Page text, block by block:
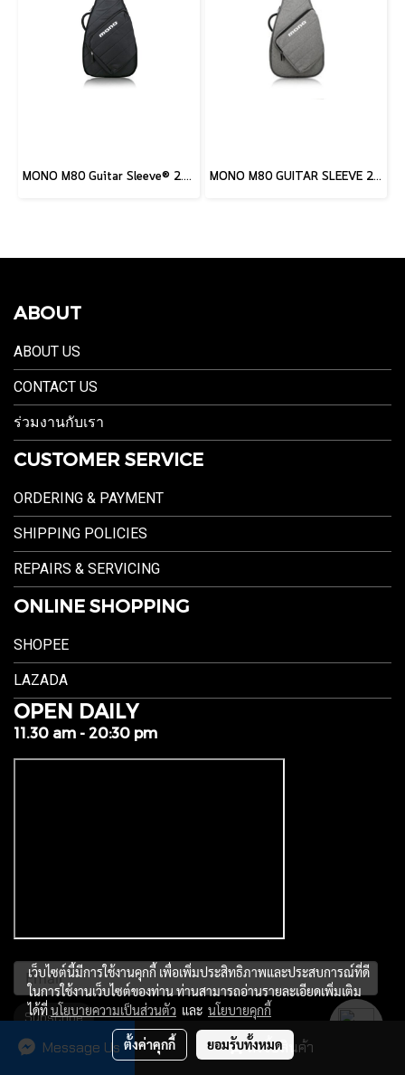
สั่งซื้อสินค้า
Message Us
MONO M80 Guitar Sleeve® 2.0, Black MONO M80 GUITAR SLEEVE 2.0, ASH
ABOUT
ABOUT US
CONTACT US
ร่วมงานกับเรา
CUSTOMER SERVICE
ORDERING & PAYMENT
SHIPPING POLICIES
REPAIRS & SERVICING
ONLINE SHOPPING
SHOPEE
LAZADA
OPEN DAILY
11.30 am - 20:30 pm
Subscribe
เว็บไซต์นี้มีการใช้งานคุกกี้ เพื่อเพิ่มประสิทธิภาพและประสบการณ์ที่ดี
ในการใช้งานเว็บไซต์ของท่าน ท่านสามารถอ่านรายละเอียดเพิ่มเติม
ได้ที่นโยบายความเป็นส่วนตัว และ นโยบายคุกกี้
ตั้งค่าคุกกี้ ยอมรับทั้งหมด